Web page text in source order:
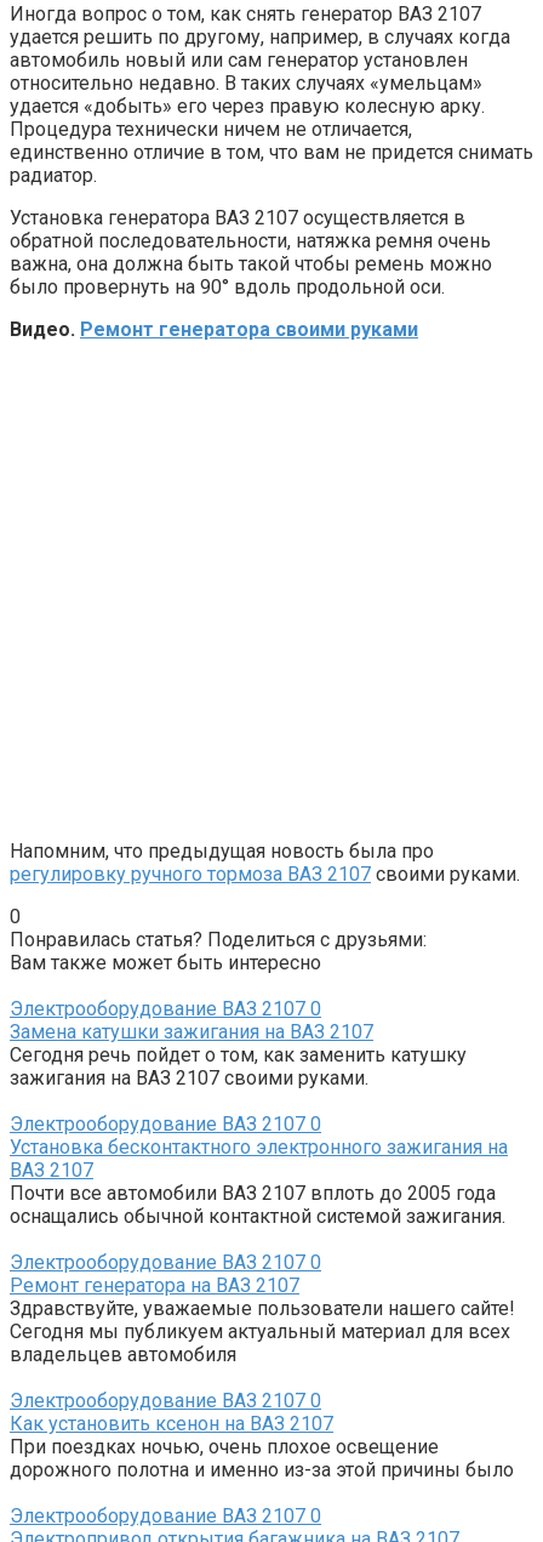
Иногда вопрос о том, как снять генератор ВАЗ 2107
удается решить по другому, например, в случаях когда
автомобиль новый или сам генератор установлен
относительно недавно. В таких случаях «умельцам»
удается «добыть» его через правую колесную арку.
Процедура технически ничем не отличается,
единственно отличие в том, что вам не придется снимать
радиатор.
Установка генератора ВАЗ 2107 осуществляется в
обратной последовательности, натяжка ремня очень
важна, она должна быть такой чтобы ремень можно
было провернуть на 90° вдоль продольной оси.
Видео. Ремонт генератора своими руками
Напомним, что предыдущая новость была про
регулировку ручного тормоза ВАЗ 2107 своими руками.
0
Понравилась статья? Поделиться с друзьями:
Вам также может быть интересно
Электрооборудование ВАЗ 2107 0
Замена катушки зажигания на ВАЗ 2107
Сегодня речь пойдет о том, как заменить катушку
зажигания на ВАЗ 2107 своими руками.
Электрооборудование ВАЗ 2107 0
Установка бесконтактного электронного зажигания на
ВАЗ 2107
Почти все автомобили ВАЗ 2107 вплоть до 2005 года
оснащались обычной контактной системой зажигания.
Электрооборудование ВАЗ 2107 0
Ремонт генератора на ВАЗ 2107
Здравствуйте, уважаемые пользователи нашего сайте!
Сегодня мы публикуем актуальный материал для всех
владельцев автомобиля
Электрооборудование ВАЗ 2107 0
Как установить ксенон на ВАЗ 2107
При поездках ночью, очень плохое освещение
дорожного полотна и именно из-за этой причины было
Электрооборудование ВАЗ 2107 0